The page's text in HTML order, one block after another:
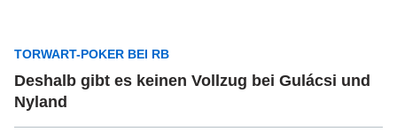
TORWART-POKER BEI RB
Deshalb gibt es keinen Vollzug bei Gulácsi und
Nyland